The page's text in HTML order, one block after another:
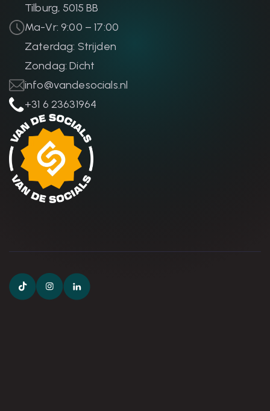
Tilburg, 5015 BB
Ma-Vr: 9:00 – 17:00
Zaterdag: Strijden
Zondag: Dicht
info@vandesocials.nl
+31 6 23631964